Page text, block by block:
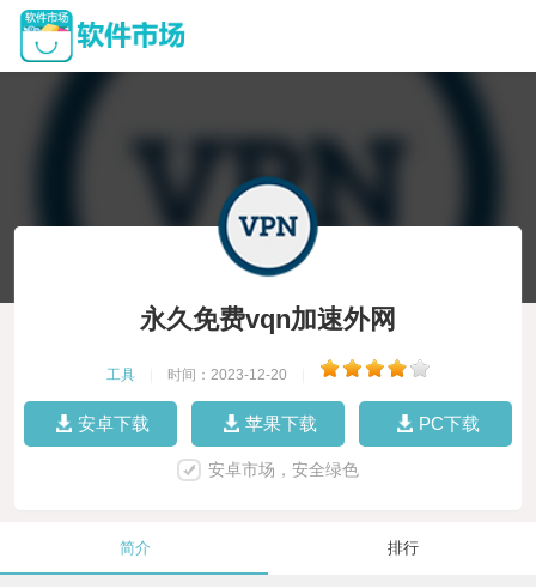
永久免费vqn加速外网
工具 时间：2023-12-20
安卓下载 苹果下载 PC下载
安卓市场，安全绿色
简介 排行